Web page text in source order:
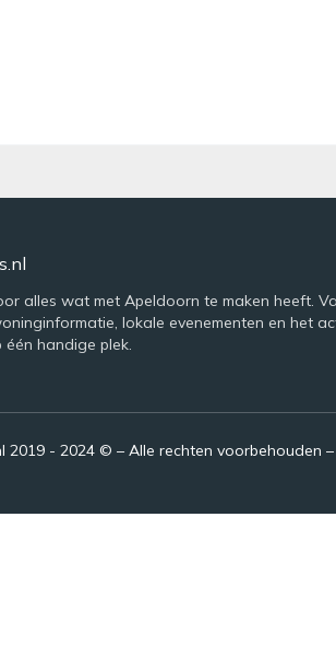
alles wat met Apeldoorn te maken heeft.
lokale evenementen en het
handige plek.
2019 - 2024 © – Alle rechten voorbehouden –